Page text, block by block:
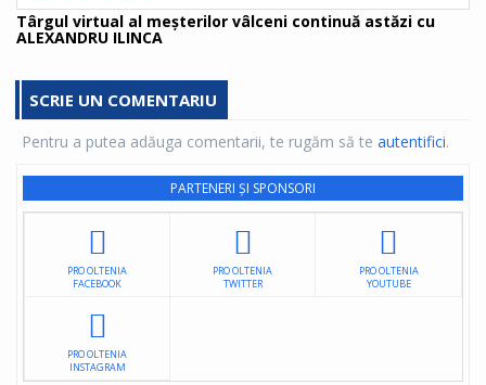
Târgul virtual al meşterilor vâlceni continuă astăzi cu
ALEXANDRU ILINCA
SCRIE UN COMENTARIU
Pentru a putea adăuga comentarii, te rugăm să te autentifici.
PARTENERI ȘI SPONSORI
PRO OLTENIA
FACEBOOK
PRO OLTENIA
TWITTER
PRO OLTENIA
YOUTUBE
PRO OLTENIA
INSTAGRAM